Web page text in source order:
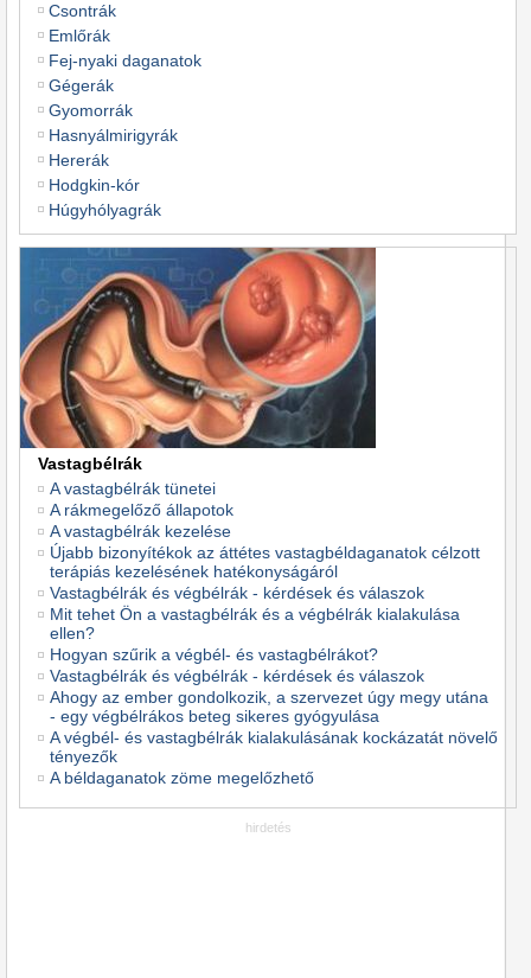
Csontrák
Emlőrák
Fej-nyaki daganatok
Gégerák
Gyomorrák
Hasnyálmirigyrák
Hererák
Hodgkin-kór
Húgyhólyagrák
Vastagbélrák
A vastagbélrák tünetei
A rákmegelőző állapotok
A vastagbélrák kezelése
Újabb bizonyítékok az áttétes vastagbéldaganatok célzott
terápiás kezelésének hatékonyságáról
Vastagbélrák és végbélrák - kérdések és válaszok
Mit tehet Ön a vastagbélrák és a végbélrák kialakulása
ellen?
Hogyan szűrik a végbél- és vastagbélrákot?
Vastagbélrák és végbélrák - kérdések és válaszok
Ahogy az ember gondolkozik, a szervezet úgy megy utána
- egy végbélrákos beteg sikeres gyógyulása
A végbél- és vastagbélrák kialakulásának kockázatát növelő
tényezők
A béldaganatok zöme megelőzhető
hirdetés